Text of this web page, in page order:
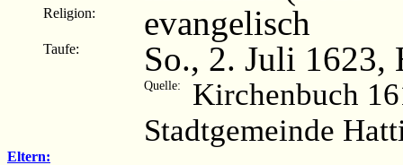
Religion: evangelisch
Taufe: So., 2. Juli 1623,
Quelle:
Kirchenbuch
Stadtgemeinde
Eltern: